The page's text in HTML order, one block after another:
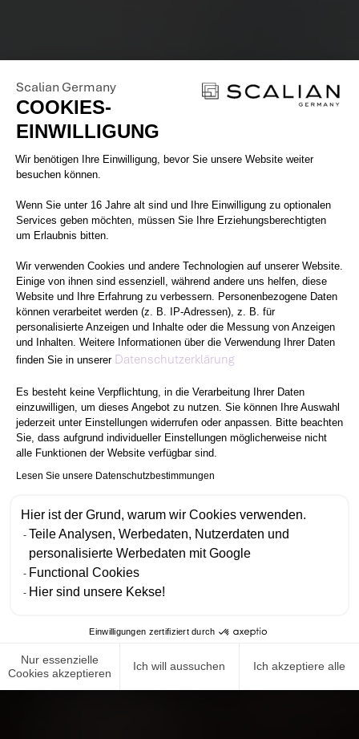
Scalian Germany
COOKIES-
EINWILLIGUNG
Einwilligungsmanagementplattform:
Wir benötigen Ihre Einwilligung, bevor Sie unsere Website weiter
besuchen können.
Wenn Sie unter 16 Jahre alt sind und Ihre Einwilligung zu optionalen
Services geben möchten, müssen Sie Ihre Erziehungsberechtigten
um Erlaubnis bitten.
Wir verwenden Cookies und andere Technologien auf unserer Website.
Einige von ihnen sind essenziell, während andere uns helfen, diese
Website und Ihre Erfahrung zu verbessern. Personenbezogene Daten
können verarbeitet werden (z. B. IP-Adressen), z. B. für
personalisierte Anzeigen und Inhalte oder die Messung von Anzeigen
und Inhalten. Weitere Informationen über die Verwendung Ihrer Daten
finden Sie in unserer Datenschutzerklärung
Es besteht keine Verpflichtung, in die Verarbeitung Ihrer Daten
einzuwilligen, um dieses Angebot zu nutzen. Sie können Ihre Auswahl
jederzeit unter Einstellungen widerrufen oder anpassen. Bitte beachten
Sie, dass aufgrund individueller Einstellungen möglicherweise nicht
alle Funktionen der Website verfügbar sind.
Lesen Sie unsere Datenschutzbestimmungen
Hier ist der Grund, warum wir Cookies verwenden.
Teile Analysen, Werbedaten, Nutzerdaten und
personalisierte Werbedaten mit Google
Functional Cookies
Hier sind unsere Kekse!
Einwilligungen zertifiziert durch
Nur essenzielle
Cookies akzeptieren
Ich will aussuchen Ich akzeptiere alle
Axeptio consent